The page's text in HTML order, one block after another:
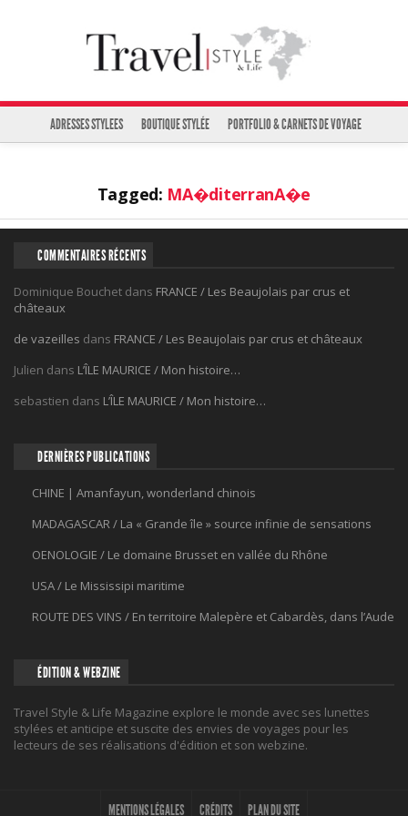
ADRESSES STYLEES BOUTIQUE STYLÉE PORTFOLIO & CARNETS DE VOYAGE
Tagged: MA�diterranA�e
COMMENTAIRES RÉCENTS
Dominique Bouchet dans FRANCE / Les Beaujolais par crus et
châteaux
de vazeilles dans FRANCE / Les Beaujolais par crus et châteaux
Julien dans L’ÎLE MAURICE / Mon histoire…
sebastien dans L’ÎLE MAURICE / Mon histoire…
DERNIÈRES PUBLICATIONS
CHINE | Amanfayun, wonderland chinois
MADAGASCAR / La « Grande île » source infinie de sensations
OENOLOGIE / Le domaine Brusset en vallée du Rhône
USA / Le Mississipi maritime
ROUTE DES VINS / En territoire Malepère et Cabardès, dans l’Aude
ÉDITION & WEBZINE
Travel Style & Life Magazine explore le monde avec ses lunettes
stylées et anticipe et suscite des envies de voyages pour les
lecteurs de ses réalisations d'édition et son webzine.
MENTIONS LÉGALES CRÉDITS PLAN DU SITE